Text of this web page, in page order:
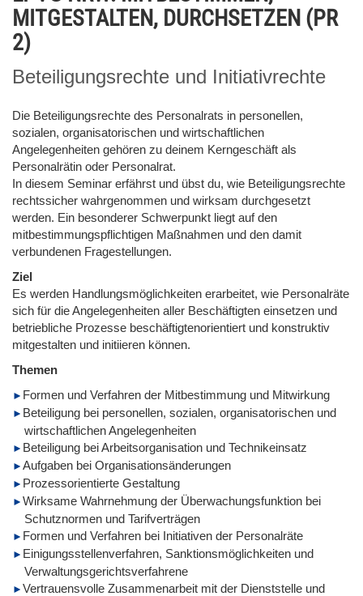
MITGESTALTEN, DURCHSETZEN (PR
2)
Beteiligungsrechte und Initiativrechte
Die Beteiligungsrechte des Personalrats in personellen,
sozialen, organisatorischen und wirtschaftlichen
Angelegenheiten gehören zu deinem Kerngeschäft als
Personalrätin oder Personalrat.
In diesem Seminar erfährst und übst du, wie Beteiligungsrechte
rechtssicher wahrgenommen und wirksam durchgesetzt
werden. Ein besonderer Schwerpunkt liegt auf den
mitbestimmungspflichtigen Maßnahmen und den damit
verbundenen Fragestellungen.
Ziel
Es werden Handlungsmöglichkeiten erarbeitet, wie Personalräte
sich für die Angelegenheiten aller Beschäftigten einsetzen und
betriebliche Prozesse beschäftigtenorientiert und konstruktiv
mitgestalten und initiieren können.
Themen
Formen und Verfahren der Mitbestimmung und Mitwirkung
Beteiligung bei personellen, sozialen, organisatorischen und
wirtschaftlichen Angelegenheiten
Beteiligung bei Arbeitsorganisation und Technikeinsatz
Aufgaben bei Organisationsänderungen
Prozessorientierte Gestaltung
Wirksame Wahrnehmung der Überwachungsfunktion bei
Schutznormen und Tarifverträgen
Formen und Verfahren bei Initiativen der Personalräte
Einigungsstellenverfahren, Sanktionsmöglichkeiten und
Verwaltungsgerichtsverfahrene
Vertrauensvolle Zusammenarbeit mit der Dienststelle und